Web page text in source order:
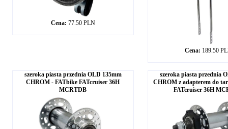
Cena: 77.50 PLN
Cena: 189.50
szeroka piasta przednia OLD 135mm
CHROM - FATbike FATcruiser 36H
MCRTDB
szeroka piasta przednia
CHROM z adapterem do
FATcruiser 36H